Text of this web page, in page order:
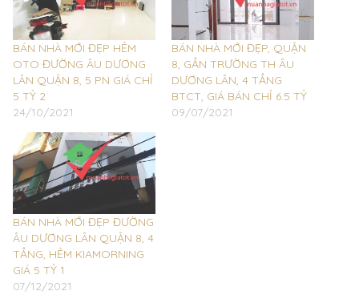
BÁN NHÀ MỚI ĐẸP HẺM
OTO ĐƯỜNG ÂU DƯƠNG
LÂN QUẬN 8, 5 PN GIÁ CHỈ
5 TỶ 2
24/10/2021
BÁN NHÀ MỚI ĐẸP, QUẬN
8, GẦN TRƯỜNG TH ÂU
DƯƠNG LÂN, 4 TẦNG
BTCT, GIÁ BÁN CHỈ 6.5 TỶ
09/07/2021
BÁN NHÀ MỚI ĐẸP ĐƯỜNG
ÂU DƯƠNG LÂN QUẬN 8, 4
TẦNG, HẺM KIAMORNING
GIÁ 5 TỶ 1
07/12/2021